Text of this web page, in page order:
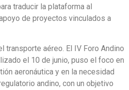
traducir la plataforma al
de proyectos vinculados a
transporte aéreo. El IV Foro Andino
el 10 de junio, puso el foco en
aeronáutica y en la necesidad
andino, con un objetivo